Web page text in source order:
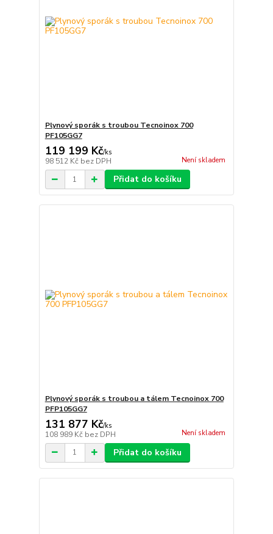
Plynový sporák s troubou Tecnoinox 700
PF105GG7
119 199 Kč/ks
98 512 Kč bez DPH Není skladem
Přidat do košíku
Plynový sporák s troubou a tálem Tecnoinox 700
PFP105GG7
131 877 Kč/ks
108 989 Kč bez DPH Není skladem
Přidat do košíku